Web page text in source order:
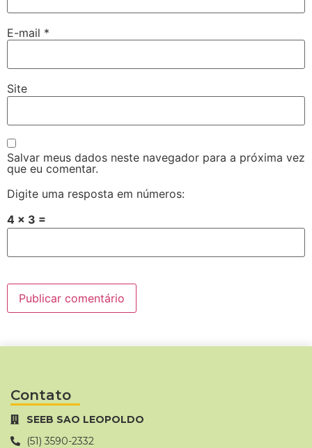
E-mail *
Site
Salvar meus dados neste navegador para a próxima vez
que eu comentar.
Digite uma resposta em números:
4 × 3 =
Contato
SEEB SAO LEOPOLDO
(51) 3590-2332